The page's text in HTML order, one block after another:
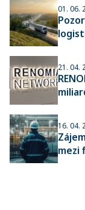
01. 06.
21. 04.
16. 04.
mezi